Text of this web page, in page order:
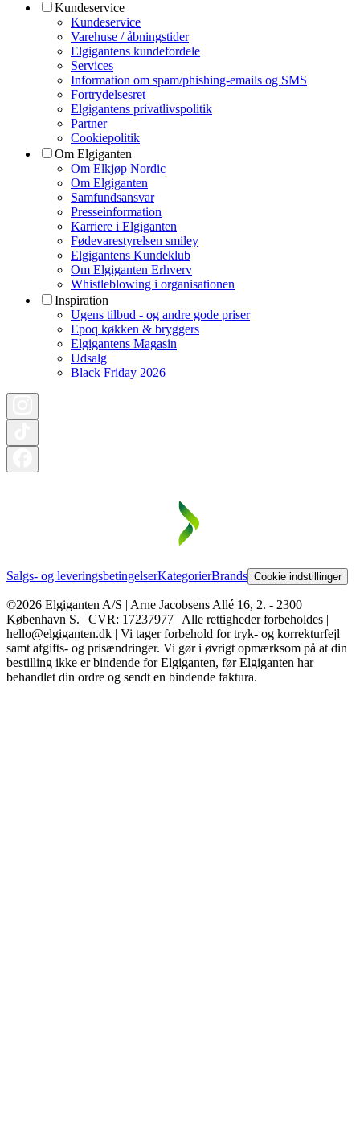
Kundeservice
Kundeservice
Varehuse / åbningstider
Elgigantens kundefordele
Services
Information om spam/phishing-emails og SMS
Fortrydelsesret
Elgigantens privatlivspolitik
Partner
Cookiepolitik
Om Elgiganten
Om Elkjøp Nordic
Om Elgiganten
Samfundsansvar
Presseinformation
Karriere i Elgiganten
Fødevarestyrelsen smiley
Elgigantens Kundeklub
Om Elgiganten Erhverv
Whistleblowing i organisationen
Inspiration
Ugens tilbud - og andre gode priser
Epoq køkken & bryggers
Elgigantens Magasin
Udsalg
Black Friday 2026
Salgs- og leveringsbetingelserKategorierBrands Cookie indstillinger
©2026 Elgiganten A/S | Arne Jacobsens Allé 16, 2. - 2300
København S. | CVR: 17237977 | Alle rettigheder forbeholdes |
hello@elgiganten.dk | Vi tager forbehold for tryk- og korrekturfejl
samt afgifts- og prisændringer. Vi gør i øvrigt opmærksom på at din
bestilling ikke er bindende for Elgiganten, før Elgiganten har
behandlet din ordre og sendt en bindende faktura.